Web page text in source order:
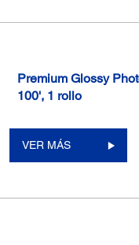
Premium Glossy
100', 1 rollo
VER MÁS